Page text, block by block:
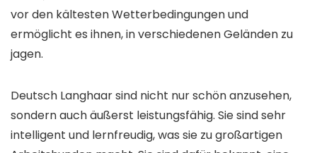
vor den kältesten Wetterbedingungen und
ermöglicht es ihnen, in verschiedenen Geländen zu
jagen.
Deutsch Langhaar sind nicht nur schön anzusehen,
sondern auch äußerst leistungsfähig. Sie sind sehr
intelligent und lernfreudig, was sie zu großartigen